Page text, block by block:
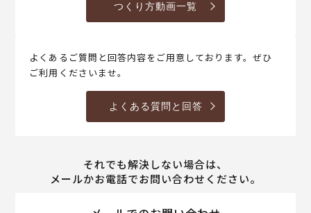
つくり方動画一覧
よくあるご質問と回答内容をご用意しております。ぜひ
ご利用くださいませ。
よくある質問と回答
それでも解決しない場合は、
メールかお電話でお問い合わせください。